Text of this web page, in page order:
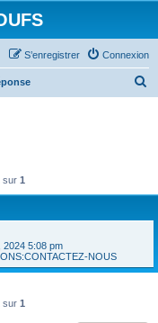
Connexion
S’enregistrer
r
sur 1
2024 5:08 pm
NOUS
sur 1